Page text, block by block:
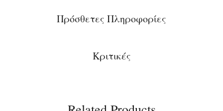
Πρόσθετες Πληροφορίες
Κριτικές